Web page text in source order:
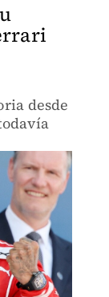
desde